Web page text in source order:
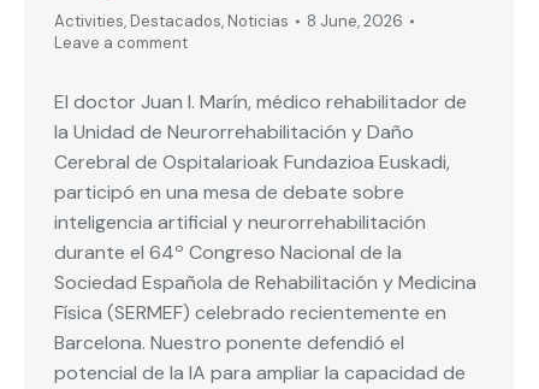
Activities, Destacados, Noticias
8 June, 2026
Leave a comment
El doctor Juan I. Marín, médico rehabilitador de
la Unidad de Neurorrehabilitación y Daño
Cerebral de Ospitalarioak Fundazioa Euskadi,
participó en una mesa de debate sobre
inteligencia artificial y neurorrehabilitación
durante el 64º Congreso Nacional de la
Sociedad Española de Rehabilitación y Medicina
Física (SERMEF) celebrado recientemente en
Barcelona. Nuestro ponente defendió el
potencial de la IA para ampliar la capacidad de